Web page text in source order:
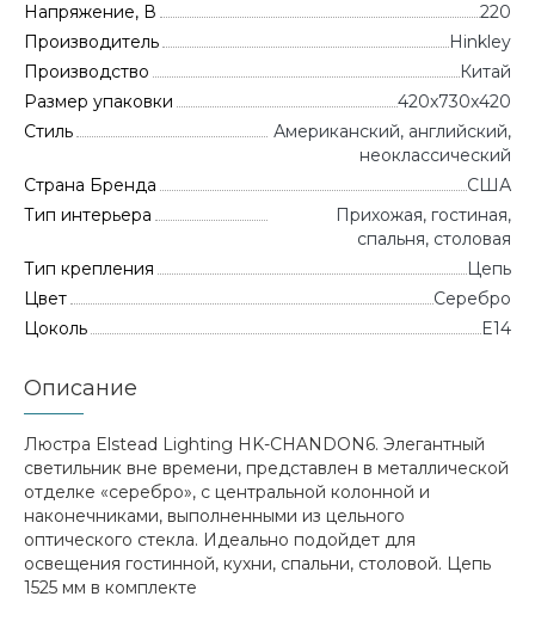
Напряжение, В
220
Производитель
Hinkley
Производство
Китай
Размер упаковки
420x730x420
Стиль
Американский, английский,
неоклассический
Страна Бренда
CША
Тип интерьера
Прихожая, гостиная,
спальня, столовая
Тип крепления
Цепь
Цвет
Серебро
Цоколь
E14
Описание
Люстра Elstead Lighting HK-CHANDON6. Элегантный
светильник вне времени, представлен в металлической
отделке «серебро», с центральной колонной и
наконечниками, выполненными из цельного
оптического стекла. Идеально подойдет для
освещения гостинной, кухни, спальни, столовой. Цепь
1525 мм в комплекте